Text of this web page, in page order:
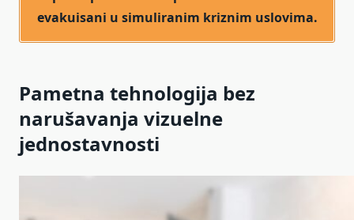
evakuisani u simuliranim kriznim uslovima.
Pametna tehnologija bez
narušavanja vizuelne
jednostavnosti